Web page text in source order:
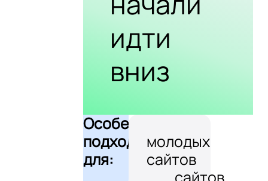
идти
вниз
Особенно
подходит
для:
молодых
сайтов